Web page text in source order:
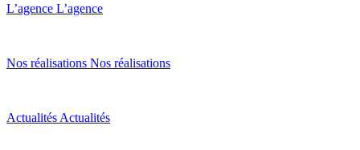
L’agence L’agence
Nos réalisations Nos réalisations
Actualités Actualités